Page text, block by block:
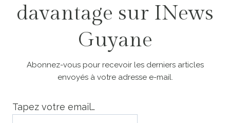
davantage sur INews
Guyane
Abonnez-vous pour recevoir les derniers articles
envoyés à votre adresse e-mail.
Tapez votre email…